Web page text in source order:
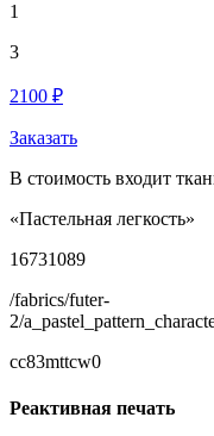
1
3
2100 ₽
Заказать
В стоимость входит
«Пастельная легкость»
16731089
/fabrics/futer-
2/
cc83mttcw0
Реактивная печать